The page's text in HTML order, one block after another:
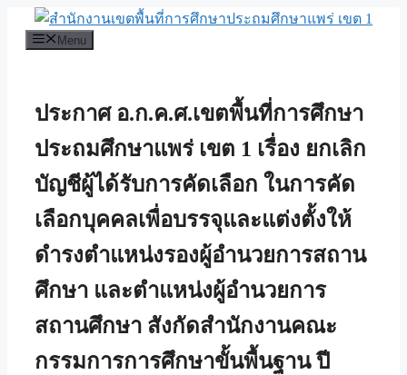
content
Menu
ประกาศ อ.ก.ค.ศ.เขตพื้นที่การศึกษา
ประถมศึกษาแพร่ เขต 1 เรื่อง ยกเลิก
บัญชีผู้ได้รับการคัดเลือก ในการคัด
เลือกบุคคลเพื่อบรรจุและแต่งตั้งให้
ดำรงตำแหน่งรองผู้อำนวยการสถาน
ศึกษา และตำแหน่งผู้อำนวยการ
สถานศึกษา สังกัดสำนักงานคณะ
กรรมการการศึกษาขั้นพื้นฐาน ปี